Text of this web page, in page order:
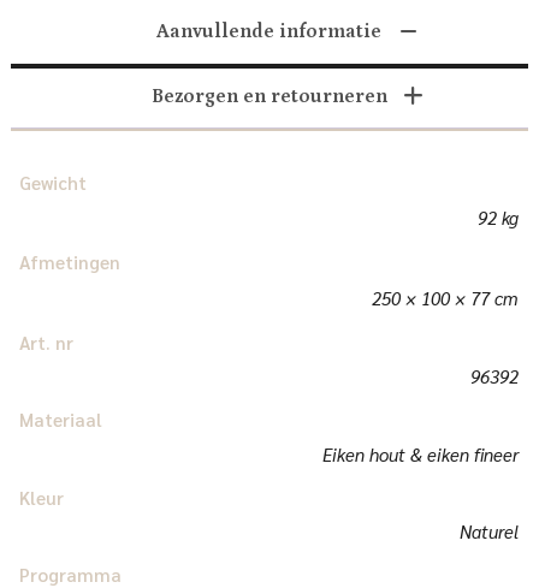
Aanvullende informatie
Bezorgen en retourneren
Gewicht
92 kg
Afmetingen
250 × 100 × 77 cm
Art. nr
96392
Materiaal
Eiken hout & eiken fineer
Kleur
Naturel
Programma